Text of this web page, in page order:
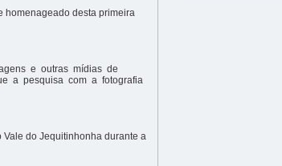
homenageado desta primeira
e outras mídias de
a pesquisa com a fotografia
do Jequitinhonha durante a